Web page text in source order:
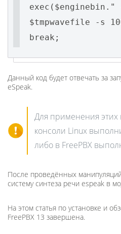
$tmpwavefile -s
break;
Данный код будет отвечать за
eSpeak.
Для применения этих
консоли Linux
либо в FreePBX
После проведённых
систему синтеза речи espeak в
На этом статья по установке и
FreePBX 13 завершена.